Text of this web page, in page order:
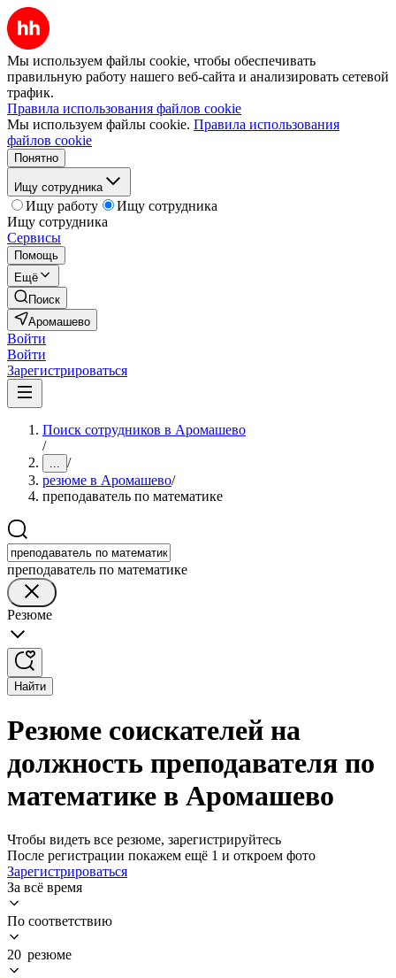
Мы используем файлы cookie, чтобы обеспечивать
правильную работу нашего веб-сайта и анализировать сетевой
трафик.
Правила использования файлов cookie
Мы используем файлы cookie. Правила использования
файлов cookie
Понятно
Ищу сотрудника
Ищу работу
Ищу сотрудника
Ищу сотрудника
Сервисы
Помощь
Ещё
Поиск
Аромашево
Войти
Войти
Зарегистрироваться
Поиск сотрудников в Аромашево
/
... /
резюме в Аромашево/
преподаватель по математике
преподаватель по математике
Резюме
Найти
Резюме соискателей на
должность преподавателя по
математике в Аромашево
Чтобы видеть все резюме, зарегистрируйтесь
После регистрации покажем ещё 1 и откроем фото
Зарегистрироваться
За всё время
По соответствию
20 резюме